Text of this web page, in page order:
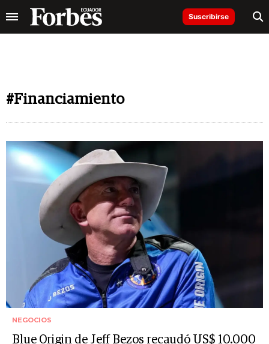
Suscribirse
#Financiamiento
NEGOCIOS
Blue Origin de Jeff Bezos recaudó US$ 10.000